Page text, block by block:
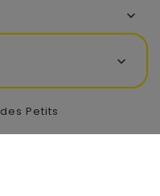


Petits